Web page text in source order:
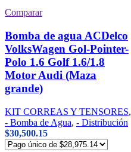
Comparar
Bomba de agua ACDelco
VolksWagen Gol-Pointer-
Polo 1.6 Golf 1.6/1.8
Motor Audi (Maza
grande)
KIT CORREAS Y TENSORES,
- Bomba de Agua, - Distribución
$30,500.15